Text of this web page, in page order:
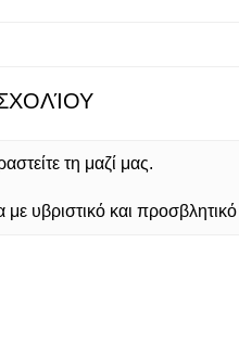
τη μαζί μας.
υβριστικό και προσβλητικό